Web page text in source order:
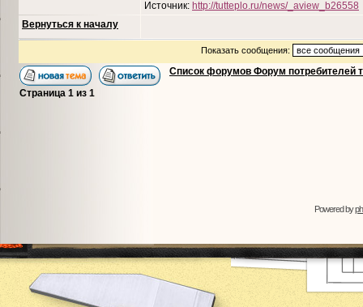
Источник: http://tutteplo.ru/news/_aview_b26558
Вернуться к началу
Показать сообщения:
Список форумов Форум потребителей
Страница 1 из 1
Powered by